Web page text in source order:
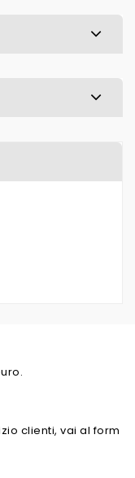
clienti, vai al form